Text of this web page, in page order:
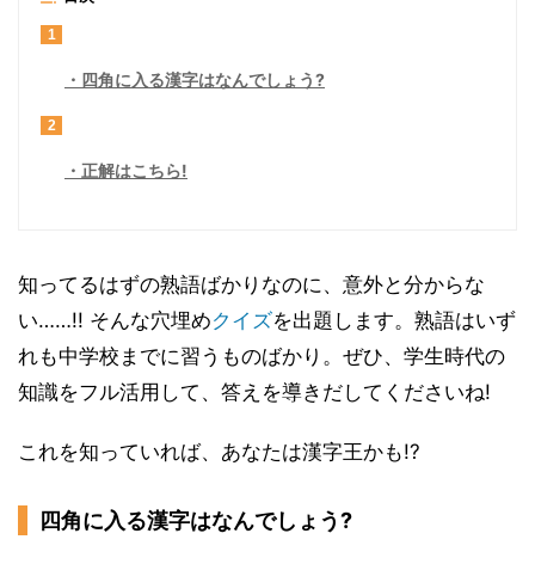
1
四角に入る漢字はなんでしょう?
2
正解はこちら!
知ってるはずの熟語ばかりなのに、意外と分からな
い……!! そんな穴埋めクイズを出題します。熟語はいず
れも中学校までに習うものばかり。ぜひ、学生時代の
知識をフル活用して、答えを導きだしてくださいね!
これを知っていれば、あなたは漢字王かも!?
四角に入る漢字はなんでしょう?